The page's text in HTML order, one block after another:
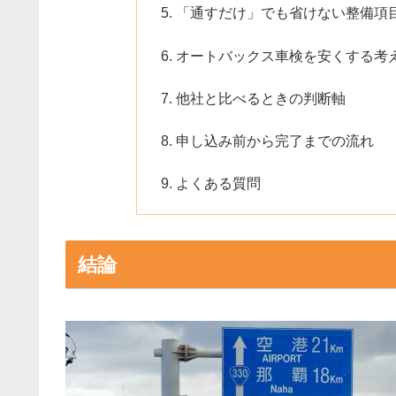
「通すだけ」でも省けない整備項
オートバックス車検を安くする考
他社と比べるときの判断軸
申し込み前から完了までの流れ
よくある質問
結論